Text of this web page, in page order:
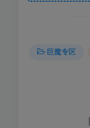
巨魔专区